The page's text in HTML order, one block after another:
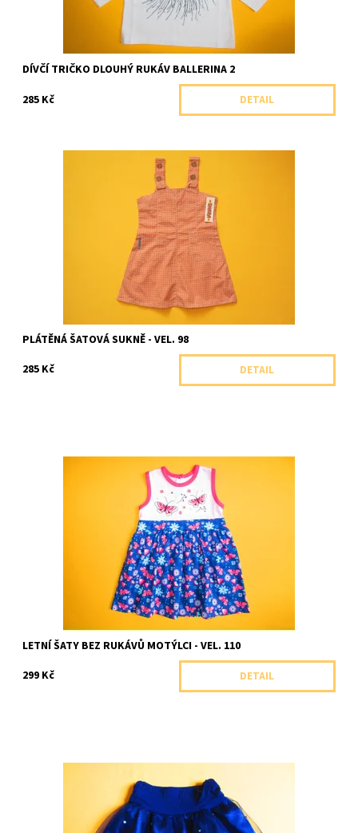
DÍVČÍ TRIČKO DLOUHÝ RUKÁV BALLERINA 2
285 Kč
DETAIL
Plátěná šatová sukně s jemným kárem
Skladem 1 ks
Shara, ČR
PLÁTĚNÁ ŠATOVÁ SUKNĚ - VEL. 98
285 Kč
DETAIL
Letní šaty bez rukávů se zvýšeným pasem s potiskem motýlků.
Skladem 1 ks
LETNÍ ŠATY BEZ RUKÁVŮ MOTÝLCI - VEL. 110
299 Kč
DETAIL
Nádherná slavnostní sukně zdobená tylem a perličkami.
Skladem 1 ks
Arex, ČR